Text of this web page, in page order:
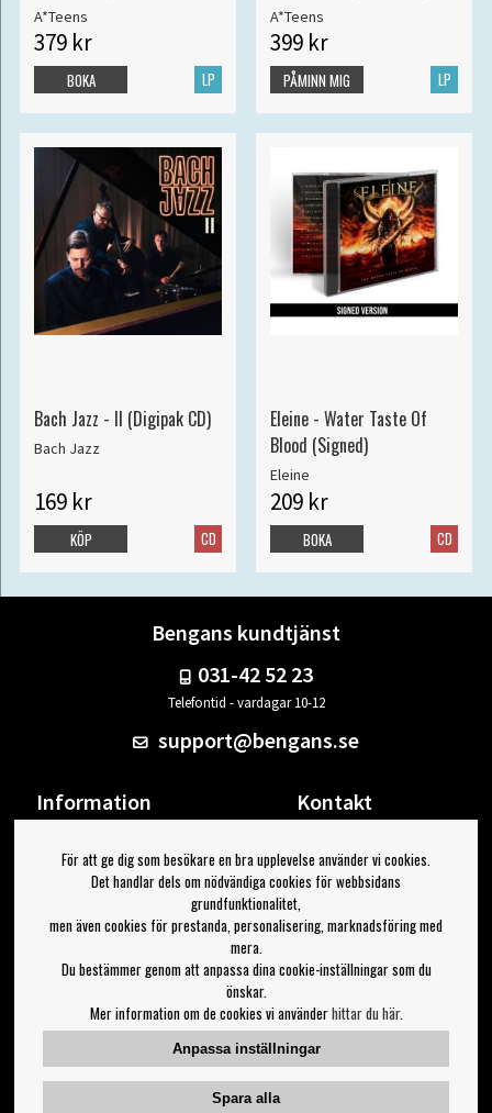
A*Teens
379 kr
LP
BOKA
A*Teens
399 kr
LP
PÅMINN MIG
Bach Jazz - II (Digipak CD)
Bach Jazz
169 kr
CD
KÖP
Eleine - Water Taste Of
Blood (Signed)
Eleine
209 kr
CD
BOKA
Bengans kundtjänst
031-42 52 23
Telefontid - vardagar 10-12
support@bengans.se
Information
Om Bengans
FAQ / Köp- & Leveransvillkor
Kontakt
Din sida
Logga ut
Jag vill ha tips från Bengans
Inställningar för nyhetsbrev
Följ oss på:
För att ge dig som besökare en bra upplevelse använder vi cookies.
Det handlar dels om nödvändiga cookies för webbsidans
grundfunktionalitet,
men även cookies för prestanda, personalisering, marknadsföring med
mera.
Du bestämmer genom att anpassa dina cookie-inställningar som du
önskar.
Mer information om de cookies vi använderhittar du här.
Anpassa inställningar
Spara alla